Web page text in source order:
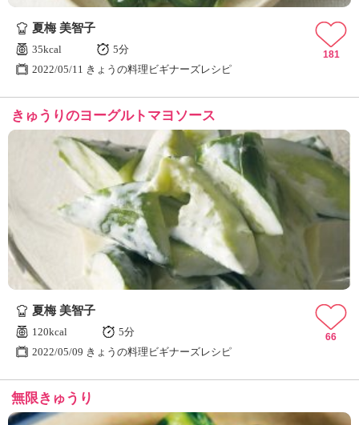
夏梅 美智子
35kcal
5分
2022/05/11 きょうの料理ビギナーズレシピ
181
きゅうりのヨーグルトマヨソース
夏梅 美智子
120kcal
5分
2022/05/09 きょうの料理ビギナーズレシピ
66
無限きゅうり